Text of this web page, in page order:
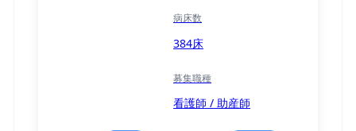
病床数
384床
募集職種
看護師 / 助産師